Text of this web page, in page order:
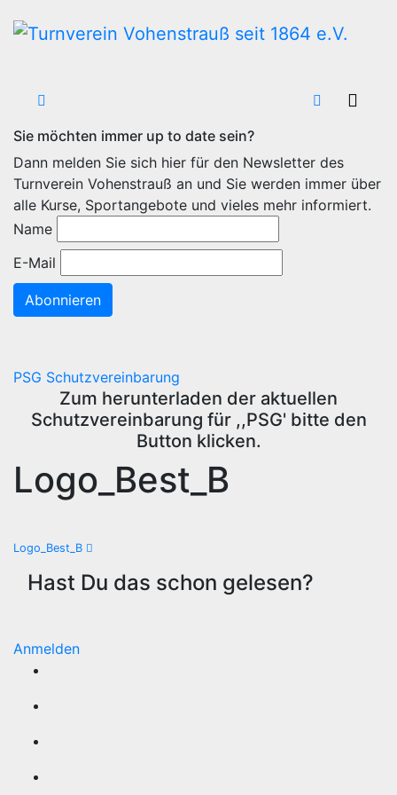
Inhalt
Sie möchten immer up to date sein?
Dann melden Sie sich hier für den Newsletter des
Turnverein Vohenstrauß an und Sie werden immer über
alle Kurse, Sportangebote und vieles mehr informiert.
Name
E-Mail
Abonnieren
PSG Schutzvereinbarung
Zum herunterladen der aktuellen
Schutzvereinbarung für ,,PSG' bitte den
Button klicken.
Logo_Best_B
Beitragsnavigation
Logo_Best_B
Hast Du das schon gelesen?
Anmelden